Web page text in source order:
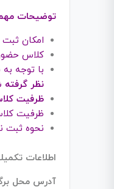
توضیحات
امکان
کلاس
با توجه
نظر
ظرفیت
ظرفیت
نحوه ثبت نام در
اطلاعات
آدرس محل